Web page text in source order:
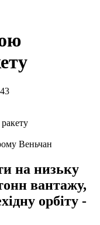
Веньчан
на низьку
вантажу,
орбіту -